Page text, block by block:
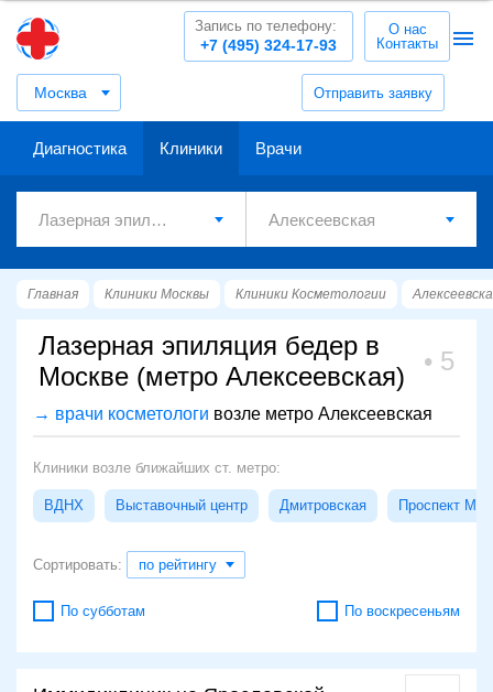
Москва Отправить заявку
+7 (495) 324-17-93
Запись по телефону:
О нас
Контакты
Диагностика Клиники Врачи
Главная Клиники Москвы Клиники Косметологии
Лазерная эпиляция бедер в
Москве (метро Алексеевская)
5
→ врачи косметологи возле метро Алексеевская
Клиники возле ближайших ст. метро:
ВДНХ Выставочный центр Дмитровская Проспект
Сортировать: по рейтингу
По субботам По воскресеньям